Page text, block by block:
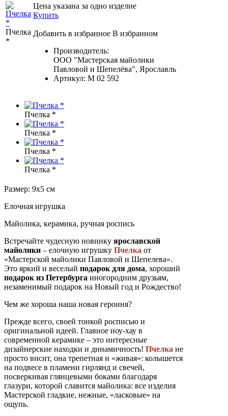
Пчелка
*
Цена указана за одно изделие
Купить
Добавить в избранное В избранном
Производитель:
ООО "Мастерская майолики
Павловой и Шепелёва", Ярославль
Артикул: М 02 592
Пчелка *
Пчелка *
Пчелка *
Пчелка *
Размер: 9х5 см
Елочная игрушка
Майолика, керамика, ручная роспись
Встречайте чудесную новинку ярославской
майолики – елочную игрушку Пчелка от
«Мастерской майолики Павловой и Шепелева».
Это яркий и веселый подарок для дома, хороший
подарок из Петербурга иногородним друзьям,
незаменимый подарок на Новый год и Рождество!
Чем же хороша наша новая героиня?
Прежде всего, своей тонкой росписью и
оригинальной идеей. Главное ноу-хау в
современной керамике – это интересные
дизайнерские находки и динамичность! Пчелка не
просто висит, она трепетная и «живая»: колышется
на подвесе в пламени гирлянд и свечей,
посверкивая глянцевыми боками благодаря
глазури, которой славится майолика: все изделия
Мастерской гладкие, нежные, «ласковые» на
ощупь.